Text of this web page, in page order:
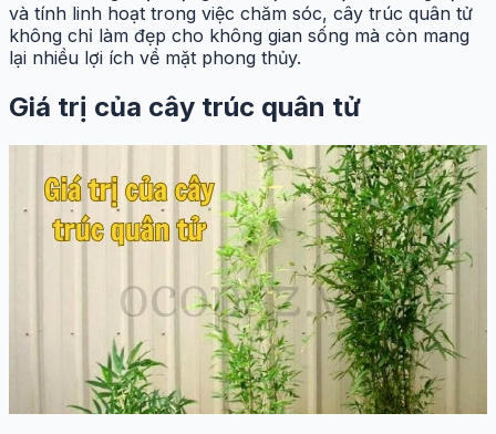
và tính linh hoạt trong việc chăm sóc, cây trúc quân tử
không chỉ làm đẹp cho không gian sống mà còn mang
lại nhiều lợi ích về mặt phong thủy.
Giá trị của cây trúc quân tử